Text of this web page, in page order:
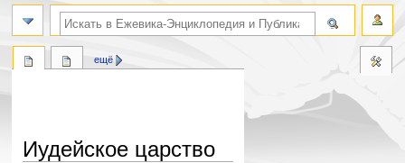
Иудейское царство
ещё
поиск по словам